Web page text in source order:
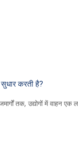
सुधार करती है?
तक, उद्योगों में वाहन एक